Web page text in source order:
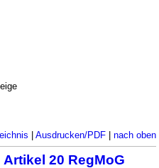
| Ausdrucken/PDF| nach oben
Artikel 20 RegMoG